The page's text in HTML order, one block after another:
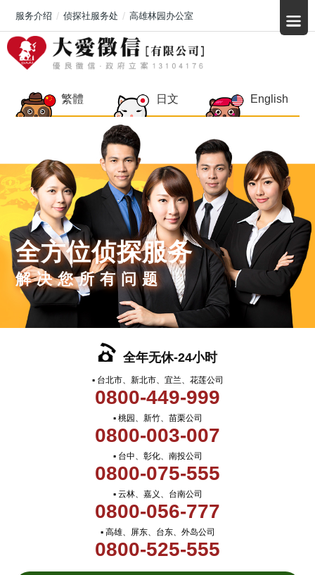
繁體 日文 English
全方位侦探服务
解决您所有问题
全年无休-24小时
▪ 台北市、新北市、宜兰、花莲公司
0800-449-999
▪ 桃园、新竹、苗栗公司
0800-003-007
▪ 台中、彰化、南投公司
0800-075-555
▪ 云林、嘉义、台南公司
0800-056-777
▪ 高雄、屏东、台东、外岛公司
0800-525-555
服务介绍 侦探社服务处 高雄林园办公室